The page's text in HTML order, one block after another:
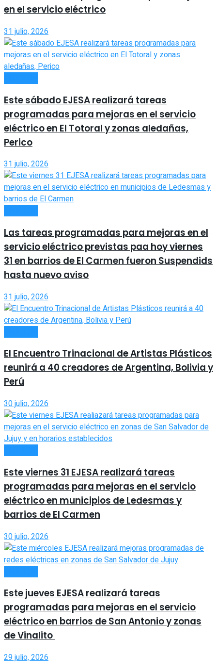
en el servicio eléctrico
31 julio, 2026
Este sábado EJESA realizará tareas
programadas para mejoras en el servicio
eléctrico en El Totoral y zonas aledañas,
Perico
31 julio, 2026
Las tareas programadas para mejoras en el
servicio eléctrico previstas paa hoy viernes
31 en barrios de El Carmen fueron Suspendids
hasta nuevo aviso
31 julio, 2026
El Encuentro Trinacional de Artistas Plásticos
reunirá a 40 creadores de Argentina, Bolivia y
Perú
30 julio, 2026
Este viernes 31 EJESA realizará tareas
programadas para mejoras en el servicio
eléctrico en municipios de Ledesmas y
barrios de El Carmen
30 julio, 2026
Este jueves EJESA realizará tareas
programadas para mejoras en el servicio
eléctrico en barrios de San Antonio y zonas
de Vinalito
29 julio, 2026